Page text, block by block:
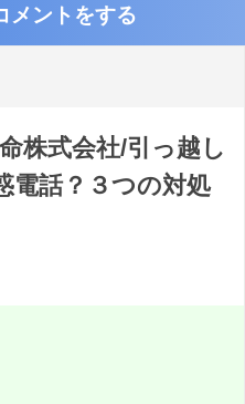
メントをする
株式会社/引っ越し
電話？３つの対処